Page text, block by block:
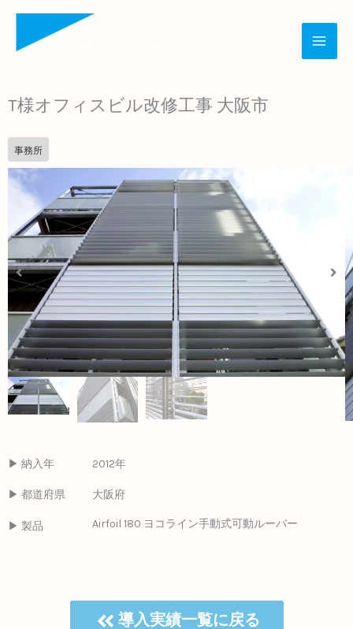
キ
ッ
プ
T様オフィスビル改修工事 大阪市
事務所
▶ 納入年 2012年
▶ 都道府県 大阪府
▶ 製品 Airfoil 180 ヨコライン手動式可動ルーバー
導入実績一覧に戻る